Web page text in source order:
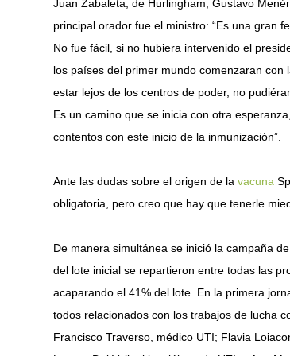
Juan Zabaleta, de Hurlingham, Gustavo
principal orador fue el ministro: “Es una gran
No fue fácil, si no hubiera intervenido el
los países del primer mundo comenzaran
estar lejos de los centros de poder, no
Es un camino que se inicia con otra
contentos con este inicio de la inmunización”.
Ante las dudas sobre el origen de lavacuna
obligatoria, pero creo que hay que tenerle
De manera simultánea se inició la campaña
del lote inicial se repartieron entre todas las
acaparando el 41% del lote. En la primera
todos relacionados con los trabajos de lucha
Francisco Traverso, médico UTI; Flavia